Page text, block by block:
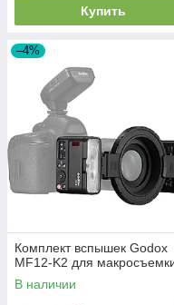
Купить
–4%
Комплект вспышек Godox
MF12-K2 для
В наличии